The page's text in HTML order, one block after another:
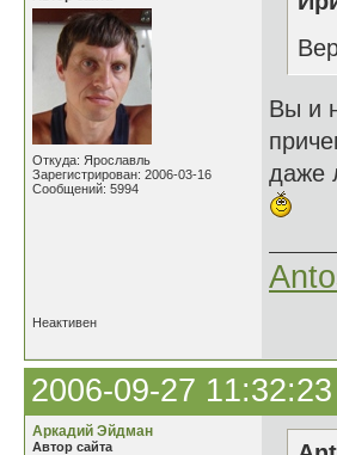
Откуда: Ярославль
Зарегистрирован: 2006-03-16
Сообщений: 5994
Вы и
даже
Неактивен
2006-09-27 11:32:23
Аркадий Эйдман
Автор сайта